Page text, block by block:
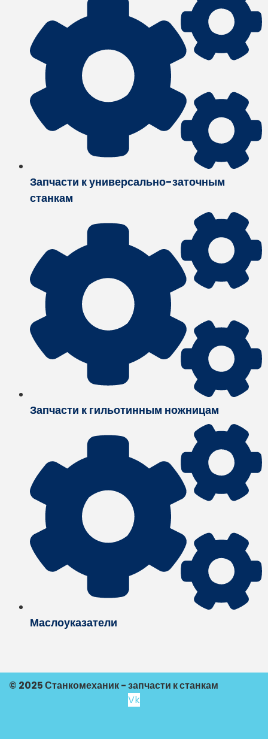
Запчасти к универсально-заточным
станкам
Запчасти к гильотинным ножницам
Маслоуказатели
© 2025 Станкомеханик - запчасти к станкам
Vk